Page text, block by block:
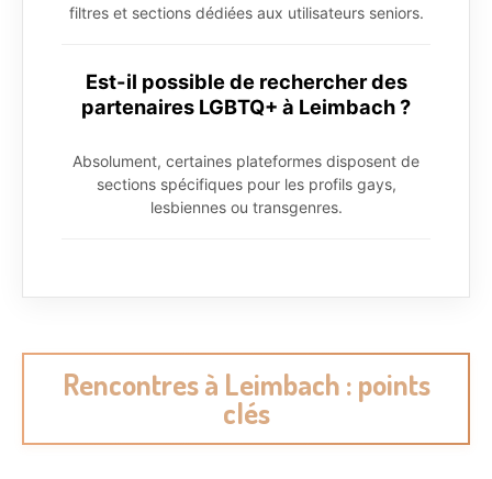
filtres et sections dédiées aux utilisateurs seniors.
Est-il possible de rechercher des
partenaires LGBTQ+ à Leimbach ?
Absolument, certaines plateformes disposent de
sections spécifiques pour les profils gays,
lesbiennes ou transgenres.
Rencontres à Leimbach : points
clés